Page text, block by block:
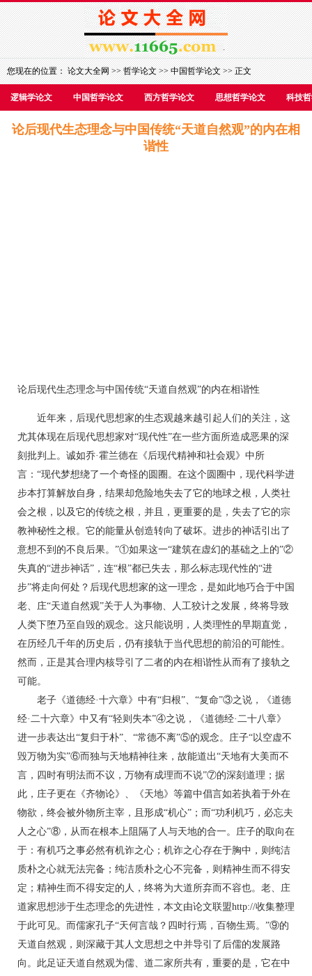
您现在的位置：论文大全网>>哲学论文>>中国哲学论文>> 正文
逻辑学论文 中国哲学论文 西方哲学论文 思想哲学论文 科技
论后现代生态理念与中国传统“天道自然观”的内在相
谐性
论后现代生态理念与中国传统“天道自然观”的内在相谐性
近年来，后现代思想家的生态观越来越引起人们的关注，这
尤其体现在后现代思想家对“现代性”在一些方面所造成恶果的深
刻批判上。诚如乔·霍兰德在《后现代精神和社会观》中所
言：“现代梦想绕了一个奇怪的圆圈。在这个圆圈中，现代科学进
步本打算解放自身，结果却危险地失去了它的地球之根，人类社
会之根，以及它的传统之根，并且，更重要的是，失去了它的宗
教神秘性之根。它的能量从创造转向了破坏。进步的神话引出了
意想不到的不良后果。”①如果这一“建筑在虚幻的基础之上的”②
失真的“进步神话”，连“根”都已失去，那么标志现代性的“进
步”将走向何处？后现代思想家的这一理念，是如此地巧合于中国
老、庄“天道自然观”关于人为事物、人工狡计之发展，终将导致
人类下堕乃至自毁的观念。这只能说明，人类理性的早期直觉，
在历经几千年的历史后，仍有接轨于当代思想的前沿的可能性。
然而，正是其合理内核导引了二者的内在相谐性从而有了接轨之
可能。
老子《道德经·十六章》中有“归根”、“复命”③之说，《道德
经·二十六章》中又有“轻则失本”④之说，《道德经·二十八章》
进一步表达出“复归于朴”、“常德不离”⑤的观念。庄子“以空虚不
毁万物为实”⑥而独与天地精神往来，故能道出“天地有大美而不
言，四时有明法而不议，万物有成理而不说”⑦的深刻道理；据
此，庄子更在《齐物论》、《天地》等篇中倡言如若执着于外在
物欲，终会被外物所主宰，且形成“机心”；而“功利机巧，必忘夫
人之心”⑧，从而在根本上阻隔了人与天地的合一。庄子的取向在
于：有机巧之事必然有机诈之心；机诈之心存在于胸中，则纯洁
质朴之心就无法完备；纯洁质朴之心不完备，则精神生而不得安
定；精神生而不得安定的人，终将为大道所弃而不容也。老、庄
道家思想涉于生态理念的先进性，本文由论文联盟http://收集整理
于此可见。而儒家孔子“天何言哉？四时行焉，百物生焉。”⑨的
天道自然观，则深藏于其人文思想之中并导引了后儒的发展路
向。此足证天道自然观为儒、道二家所共有，重要的是，它在中